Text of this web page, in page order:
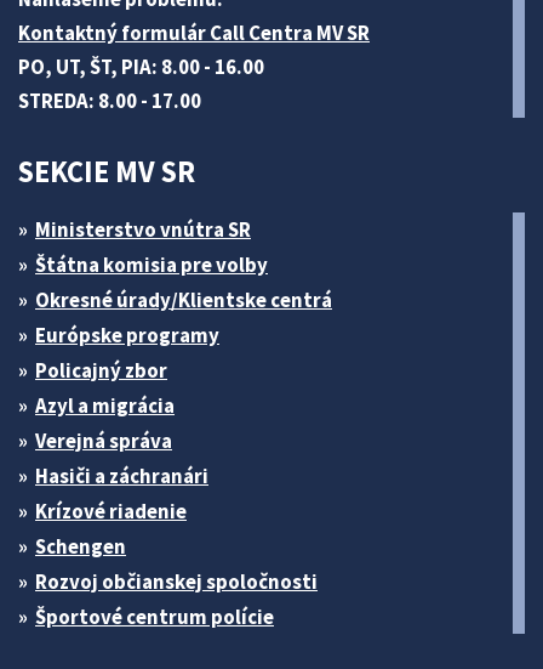
Kontaktný formulár Call Centra MV SR
PO, UT, ŠT, PIA: 8.00 - 16.00
STREDA: 8.00 - 17.00
SEKCIE MV SR
Ministerstvo vnútra SR
Štátna komisia pre volby
Okresné úrady/Klientske centrá
Európske programy
Policajný zbor
Azyl a migrácia
Verejná správa
Hasiči a záchranári
Krízové riadenie
Schengen
Rozvoj občianskej spoločnosti
Športové centrum polície